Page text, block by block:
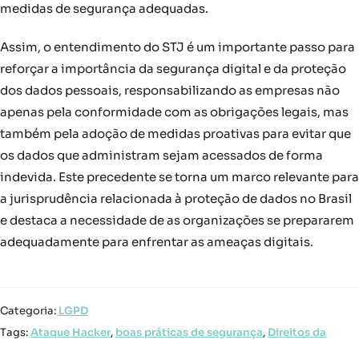
medidas de segurança adequadas.
Assim, o entendimento do STJ é um importante passo para
reforçar a importância da segurança digital e da proteção
dos dados pessoais, responsabilizando as empresas não
apenas pela conformidade com as obrigações legais, mas
também pela adoção de medidas proativas para evitar que
os dados que administram sejam acessados de forma
indevida. Este precedente se torna um marco relevante para
a jurisprudência relacionada à proteção de dados no Brasil
e destaca a necessidade de as organizações se prepararem
adequadamente para enfrentar as ameaças digitais.
Categoria: LGPD
Tags:Ataque Hacker, boas práticas de segurança, Direitos da